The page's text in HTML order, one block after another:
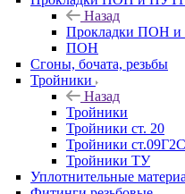
Назад
Прокладки ПОН
ПОН
Сгоны, бочата, резьбы
Тройники
Назад
Тройники
Тройники ст. 20
Тройники ст.09Г2С
Тройники ТУ
Уплотнительные